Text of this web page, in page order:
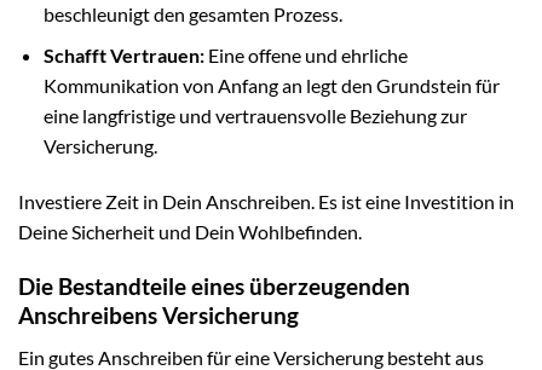
beschleunigt den gesamten Prozess.
Schafft Vertrauen:Eine offene und ehrliche
Kommunikation von Anfang an legt den Grundstein für
eine langfristige und vertrauensvolle Beziehung zur
Versicherung.
Investiere Zeit in Dein Anschreiben. Es ist eine Investition in
Deine Sicherheit und Dein Wohlbefinden.
Die Bestandteile eines überzeugenden
Anschreibens Versicherung
Ein gutes Anschreiben für eine Versicherung besteht aus